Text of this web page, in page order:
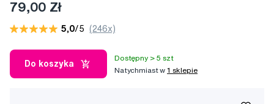
79,00 Zł
5,0/5 (246x)
Do koszyka
Dostępny > 5 szt
Natychmiast w1 sklepie